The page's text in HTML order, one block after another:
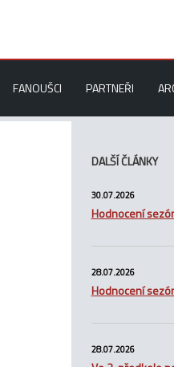
FANOUŠCI PARTNEŘI
DALŠÍ ČLÁNKY
30.07.2026
Hodnocení
28.07.2026
Hodnocení
28.07.2026